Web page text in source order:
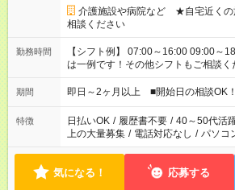
介護施設や病院など ★自宅近くの
相談ください
勤務時間
【シフト例】 07:00～16:00 09:00～18:00
は一例です！その他シフトもご相談く
期間 即日～2ヶ月以上 ■開始日の相談OK！
特徴 日払いOK / 履歴書不要 / 40～50代活
上の大量募集 / 電話対応なし / パソコ
気になる！ 応募する